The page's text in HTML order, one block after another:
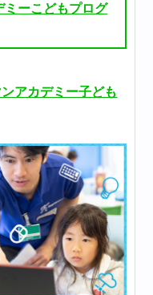
ミーこどもプログ
アカデミー子ども